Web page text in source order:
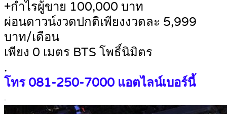
+กำไรผู้ขาย 100,000 บาท
ผ่อนดาวน์งวดปกติเพียงงวดละ 5,999
บาท/เดือน
เพียง 0 เมตร BTS โพธิ์นิมิตร
.
โทร 081-250-7000 แอตไลน์เบอร์นี้
.